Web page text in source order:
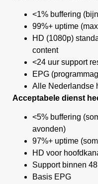
<1% buffering
99%+ uptime
HD (1080p)
content
<24 uur support
EPG
Alle Nederlandse
Acceptabele dienst
<5% buffering
avonden)
97%+ uptime
HD voor
Support binnen
Basis EPG